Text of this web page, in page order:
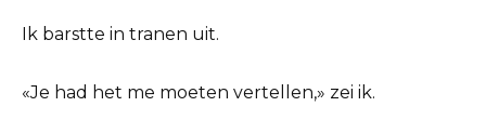
Ik barstte in tranen uit.
«Je had het me moeten vertellen,» zei ik.